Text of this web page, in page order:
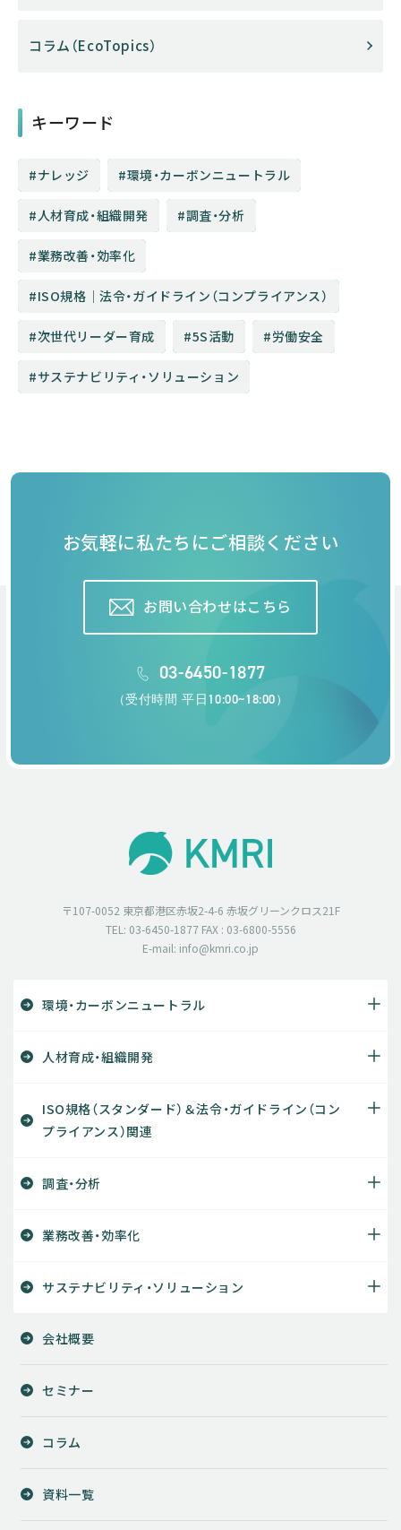
コラム（EcoTopics）
キーワード
ナレッジ 環境・カーボンニュートラル
人材育成・組織開発 調査・分析
業務改善・効率化
ISO規格│法令・ガイドライン（コンプライアンス）
次世代リーダー育成 5S活動 労働安全
サステナビリティ・ソリューション
お気軽に私たちにご相談ください
お問い合わせはこちら
03-6450-1877
（受付時間 平日10:00~18:00）
〒107-0052 東京都港区赤坂2-4-6 赤坂グリーンクロス21F
TEL: 03-6450-1877 FAX : 03-6800-5556
E-mail: info@kmri.co.jp
環境・カーボンニュートラル
人材育成・組織開発
ISO規格（スタンダード）＆法令・ガイドライン（コン
プライアンス）関連
調査・分析
業務改善・効率化
サステナビリティ・ソリューション
会社概要
セミナー
コラム
資料一覧